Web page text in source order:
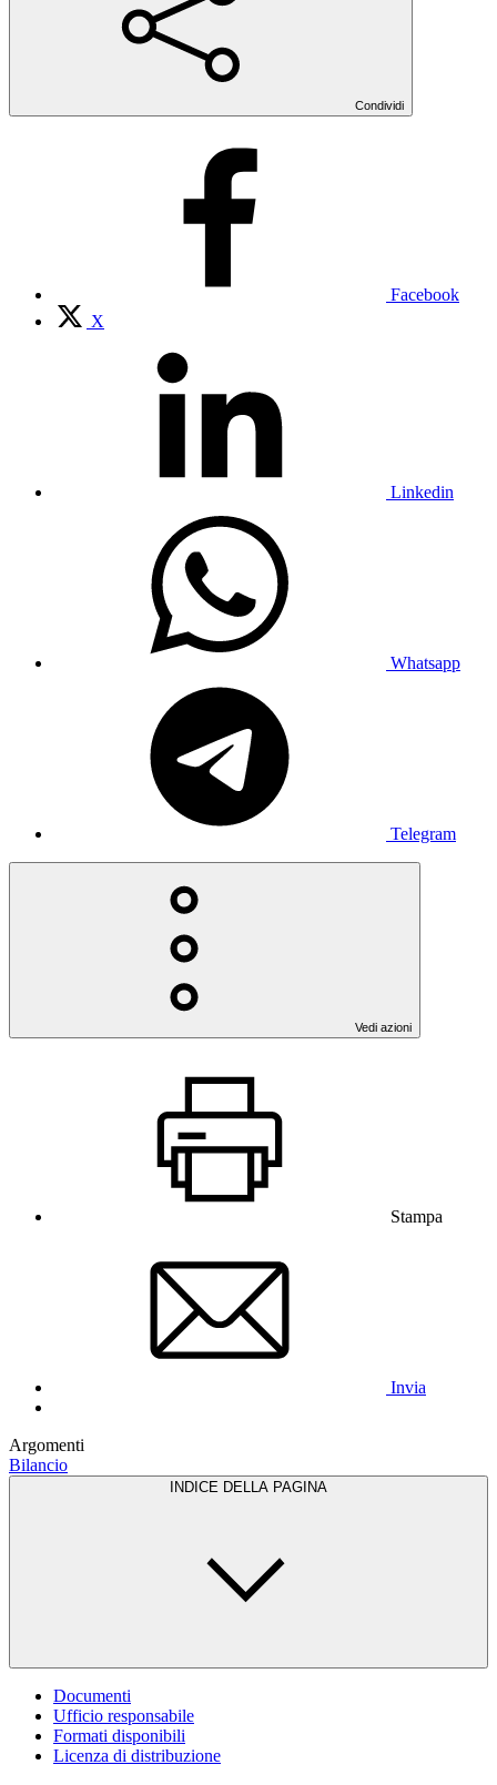
Condividi
Facebook
X
Linkedin
Whatsapp
Telegram
Vedi azioni
Stampa
Invia
Argomenti
Bilancio
INDICE DELLA PAGINA
Documenti
Ufficio responsabile
Formati disponibili
Licenza di distribuzione